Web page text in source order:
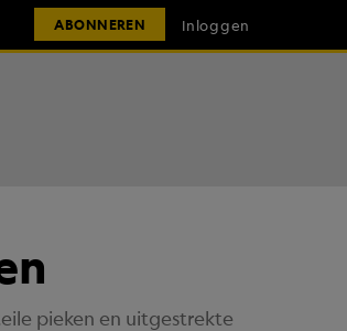
ABONNEREN Inloggen
pieken en uitgestrekte